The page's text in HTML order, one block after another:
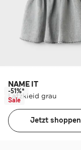
NAME IT
Latzkleid grau
-51%*
Sale
Jetzt shoppen